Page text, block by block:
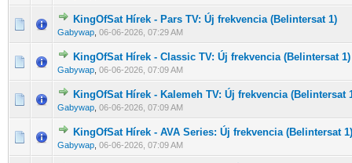
KingOfSat Hírek - Pars TV: Új frekvencia (Belintersat 1)
Gabywap 06-06-2026, 07:29 AM
0 Szavazat - 0 / 5 átlagban
12 345
KingOfSat Hírek - Classic TV: Új frekvencia (Belintersat 1)
Gabywap 06-06-2026, 07:09 AM
0 Szavazat - 0 / 5 átlagban
12345
KingOfSat Hírek - Kalemeh TV: Új frekvencia (Belintersat
Gabywap 06-06-2026, 07:09 AM
0 Szavazat - 0 / 5 átlagban
12345
KingOfSat Hírek - AVA Series: Új frekvencia (Belintersat 1)
Gabywap 06-06-2026, 07:09 AM
0 Szavazat - 0 / 5 átlagban
12 345